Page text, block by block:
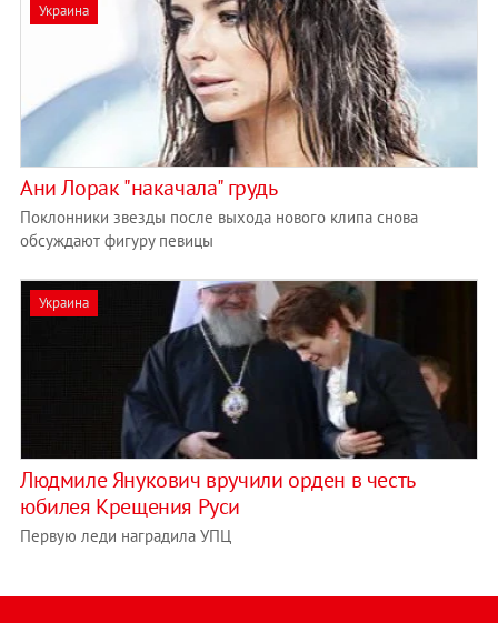
Украина
Ани Лорак "накачала" грудь
Поклонники звезды после выхода нового клипа снова
обсуждают фигуру певицы
Украина
Людмиле Янукович вручили орден в честь
юбилея Крещения Руси
Первую леди наградила УПЦ